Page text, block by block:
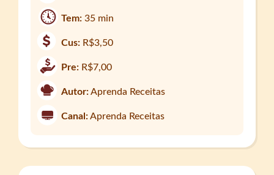
Tem:35 min
Cus: R$3,50
Pre: R$7,00
Autor:Aprenda Receitas
Canal:Aprenda Receitas